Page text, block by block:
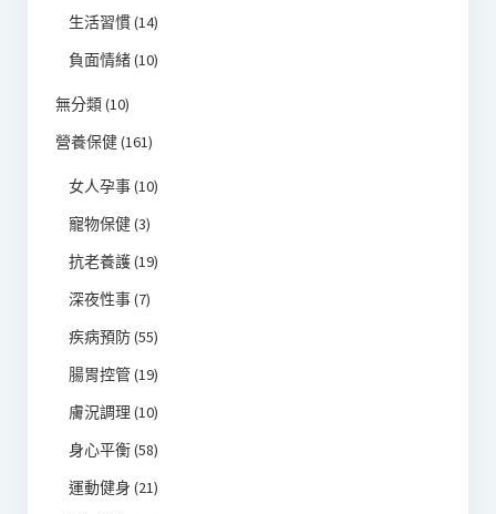
生活習慣(14)
負面情緒(10)
無分類(10)
營養保健(161)
女人孕事(10)
寵物保健(3)
抗老養護(19)
深夜性事(7)
疾病預防(55)
腸胃控管(19)
膚況調理 (10)
身心平衡(58)
運動健身 (21)